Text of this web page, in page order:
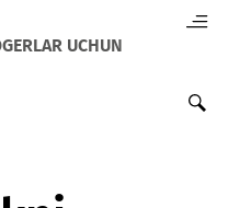
OAV VA BLOGERLAR